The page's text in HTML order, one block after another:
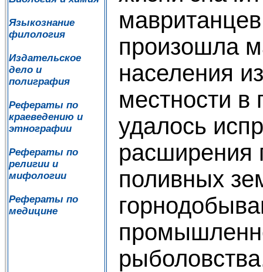
Языкознание
филология
Издательское
дело и
полиграфия
Рефераты по
краеведению и
этнографии
Рефераты по
религии и
мифологии
Рефераты по
медицине
произошла
населения
местности в
удалось
расширения
поливных